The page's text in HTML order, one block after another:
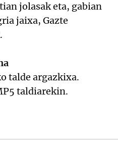
jolasak eta, gabian
jaixa, Gazte
talde argazkixa.
taldiarekin.